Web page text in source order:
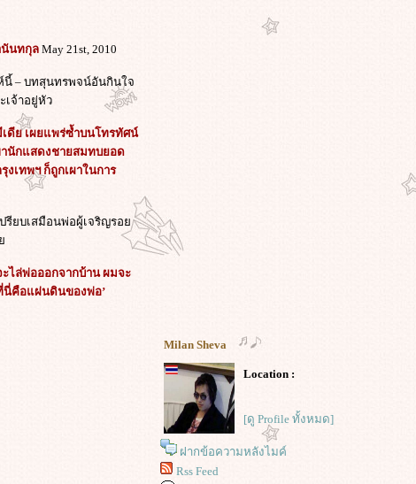
นทกุล May 21st, 2010
– บทสุนทรพจน์อันกินใจ
เจ้าอยู่หัว
ดีย เผยแพร่ซ้ำบนโทรทัศน์
นักแสดงชายสมทบยอด
เทพฯ ก็ถูกเผาในการ
รียบเสมือนพ่อผู้เจริญรอ
ไล่พ่อออกจากบ้าน ผมจะ
นี่คือแผ่นดินของพ่อ’
Milan Sheva
Location :
[ดู Profile ทั้งหมด]
ฝากข้อความหลังไมค์
Rss Feed